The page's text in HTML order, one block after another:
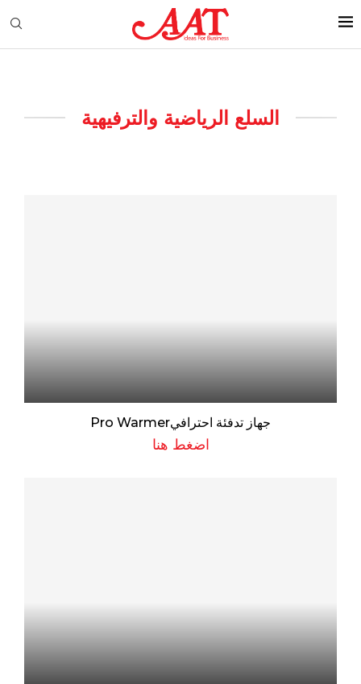
السلع الرياضية والترفيهية
جهاز تدفئة احترافيPro Warmer
اضغط هنا